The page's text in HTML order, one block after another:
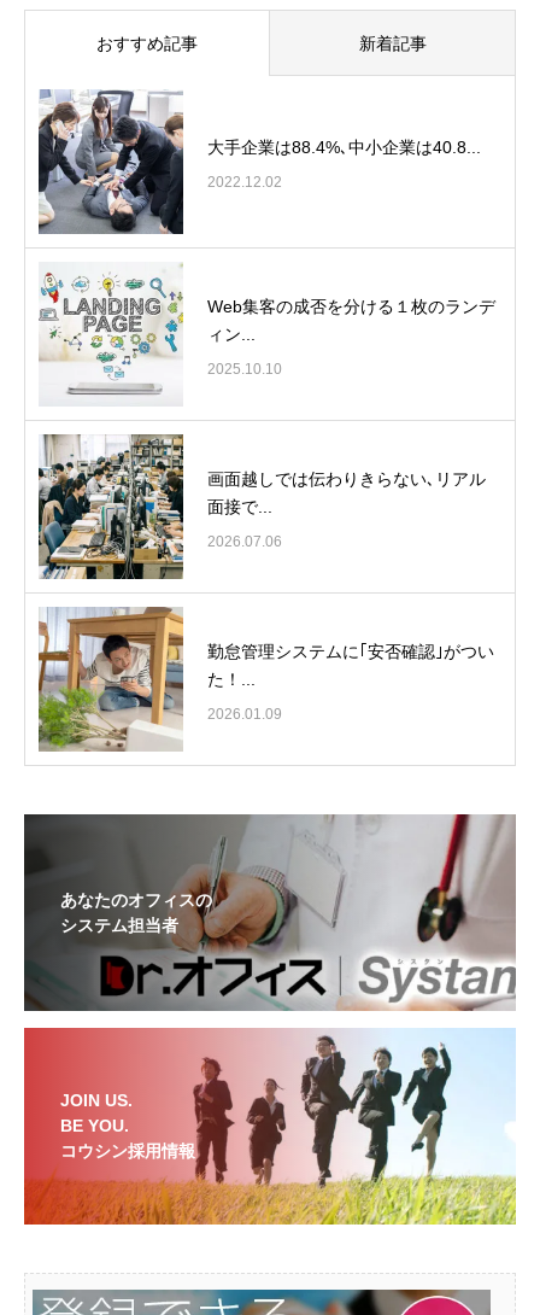
おすすめ記事 新着記事
大手企業は88.4%､中小企業は40.8...
2022.12.02
Web集客の成否を分ける１枚のランデ
ィン...
2025.10.10
画面越しでは伝わりきらない､リアル
面接で...
2026.07.06
勤怠管理システムに｢安否確認｣がつい
た！...
2026.01.09
あなたのオフィスの
システム担当者
JOIN US.
BE YOU.
コウシン採用情報